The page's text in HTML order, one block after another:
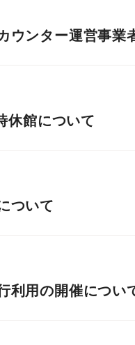
ウンター運営事業
休館について
ついて
利用の開催につい